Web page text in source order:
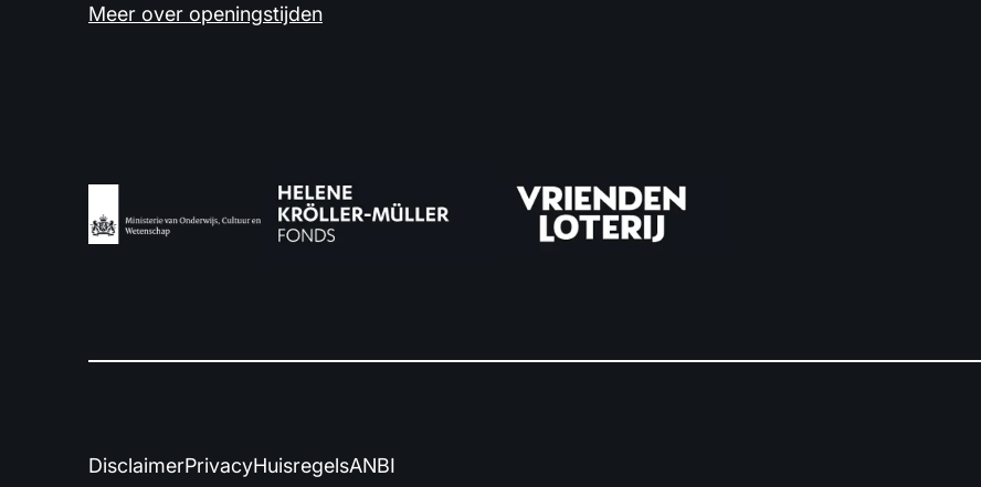
Meer over openingstijden
DisclaimerPrivacyHuisregelsANBI